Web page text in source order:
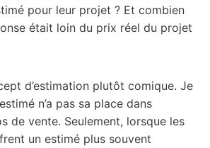
pour leur projet ? Et combien
était loin du prix réel du projet
d’estimation plutôt comique. Je
n’a pas sa place dans
de vente. Seulement, lorsque les
un estimé plus souvent